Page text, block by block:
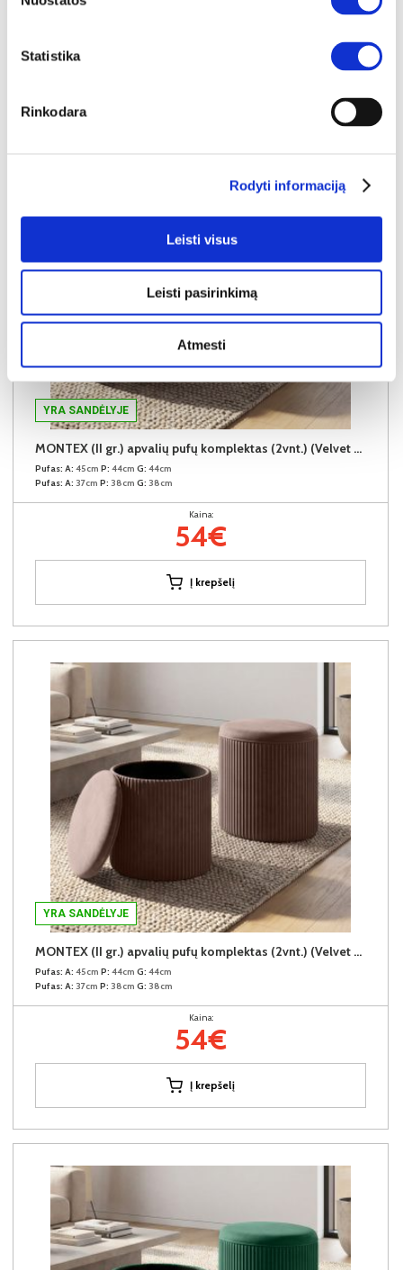
Statistika
Rinkodara
Rodyti informaciją
Leisti visus
Leisti pasirinkimą
Atmesti
YRA SANDĖLYJE
MONTEX (II gr.) apvalių pufų komplektas (2vnt.) (Velvet #80 Juodas)
Pufas: A: 45cm P: 44cm G: 44cm
Pufas: A: 37cm P: 38cm G: 38cm
Kaina:
54€
Į krepšelį
YRA SANDĖLYJE
MONTEX (II gr.) apvalių pufų komplektas (2vnt.) (Velvet #77 Tamsiai rudas)
Pufas: A: 45cm P: 44cm G: 44cm
Pufas: A: 37cm P: 38cm G: 38cm
Kaina:
54€
Į krepšelį